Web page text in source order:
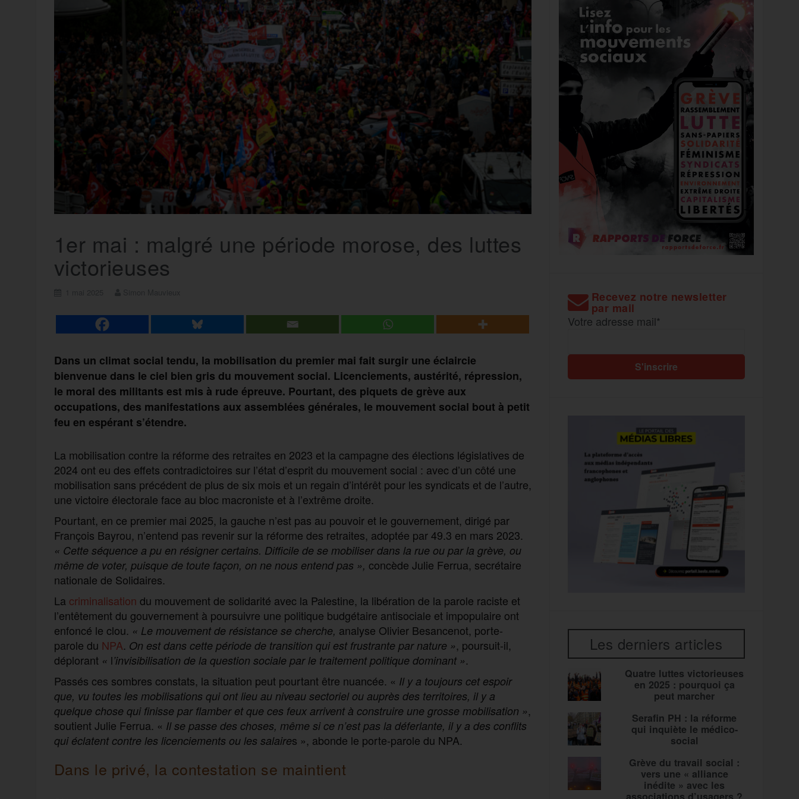
1er mai : malgré une période morose, des luttes
victorieuses
Dans un climat social tendu, la mobilisation du premier mai fait surgir une éclaircie
bienvenue dans le ciel bien gris du mouvement social. Licenciements, austérité, répression,
le moral des militants est mis à rude épreuve. Pourtant, des piquets de grève aux
occupations, des manifestations aux assemblées générales, le mouvement social bout à petit
feu en espérant s’étendre.
La mobilisation contre la réforme des retraites en 2023 et la campagne des élections législatives de
2024 ont eu des effets contradictoires sur l’état d’esprit du mouvement social : avec d’un côté une
mobilisation sans précédent de plus de six mois et un regain d’intérêt pour les syndicats et de l’autre,
une victoire électorale face au bloc macroniste et à l’extrême droite.
Pourtant, en ce premier mai 2025, la gauche n’est pas au pouvoir et le gouvernement, dirigé par
François Bayrou, n’entend pas revenir sur la réforme des retraites, adoptée par 49.3 en mars 2023.
« Cette séquence a pu en résigner certains. Difficile de se mobiliser dans la rue ou par la grève, ou
même de voter, puisque de toute façon, on ne nous entend pas », concède Julie Ferrua, secrétaire
nationale de Solidaires.
La criminalisation du mouvement de solidarité avec la Palestine, la libération de la parole raciste et
l’entêtement du gouvernement à poursuivre une politique budgétaire antisociale et impopulaire ont
enfoncé le clou. « Le mouvement de résistance se cherche, analyse Olivier Besancenot, porte-
parole du NPA. On est dans cette période de transition qui est frustrante par nature », poursuit-il,
déplorant « l’invisibilisation de la question sociale par le traitement politique dominant ».
Passés ces sombres constats, la situation peut pourtant être nuancée. « Il y a toujours cet espoir
que, vu toutes les mobilisations qui ont lieu au niveau sectoriel ou auprès des territoires, il y a
quelque chose qui finisse par flamber et que ces feux arrivent à construire une grosse mobilisation »,
soutient Julie Ferrua. « Il se passe des choses, même si ce n’est pas la déferlante, il y a des conflits
qui éclatent contre les licenciements ou les salaires », abonde le porte-parole du NPA.
Dans le privé, la contestation se maintient
Recevez notre newsletter
par mail
Votre adresse mail*
Les derniers articles
Quatre luttes victorieuses
en 2025 : pourquoi ça
peut marcher
Serafin PH : la réforme
qui inquiète le médico-
social
Grève du travail social :
vers une « alliance
inédite » avec les